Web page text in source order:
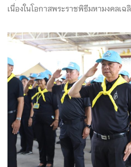
เนื่องในโอกาสพระราชพิธีมหามงคลเ